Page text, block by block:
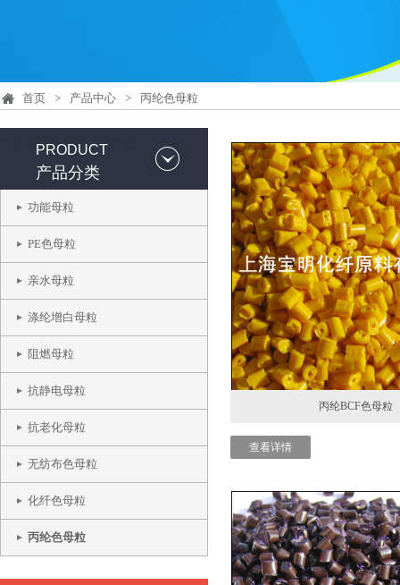
首页 > 产品中心 > 丙纶色母粒
PRODUCT
产品分类
功能母粒
PE色母粒
亲水母粒
涤纶增白母粒
阻燃母粒
抗静电母粒
抗老化母粒
无纺布色母粒
化纤色母粒
丙纶色母粒
丙纶BCF色母粒
查看详情